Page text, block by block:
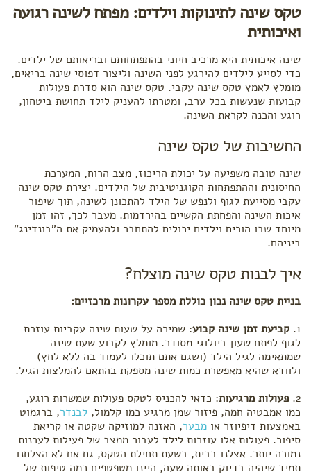
טקס שינה לתינוקות וילדים: מפתח לשינה רגועה
ואיכותית
שינה איכותית היא מרכיב חיוני בהתפתחותם ובריאותם של ילדים.
כדי לסייע לילדים להירגע לפני השינה וליצור דפוסי שינה בריאים,
מומלץ לאמץ טקס שינה עקבי. טקס שינה הוא סדרת פעולות
קבועות שנעשות בכל ערב, ומטרתו להעניק לילד תחושת ביטחון,
רוגע והכנה לקראת השינה.
החשיבות של טקס שינה
שינה טובה משפיעה על יכולת הריכוז, מצב הרוח, המערכת
החיסונית וההתפתחות הקוגניטיבית של הילדים. יצירת טקס שינה
עקבי מסייעת לגוף ולנפש של הילד להתכונן לשינה, תוך שיפור
איכות השינה והפחתת הקשיים בהירדמות. מעבר לכך, זהו זמן
מיוחד שבו הורים וילדים יכולים להתחבר ולהעמיק את ה"בונדינג"
ביניהם.
איך לבנות טקס שינה מוצלח?
בניית טקס שינה נכון כוללת מספר עקרונות מרכזיים:
1. קביעת זמן שינה קבוע: שמירה על שעות שינה עקביות עוזרת
לגוף לפתח שעון ביולוגי מסודר. מומלץ לקבוע שעת שינה
שמתאימה לגיל הילד (ושגם אתם תוכלו לעמוד בה ללא לחץ)
ולוודא שהיא מאפשרת כמות שינה מספקת בהתאם להמלצות הגיל.
2. פעולות מרגיעות: כדאי להכניס לטקס פעולות שמשרות רוגע,
כמו אמבטיה חמה, פיזור שמן מרגיע כמו קלמול, לבנדר, ברגמוט
באמצעות דיפיוזר או מבער, האזנה למוזיקה שקטה או קריאת
סיפור. פעולות אלו עוזרות לילד לעבור ממצב של פעילות לערנות
נמוכה יותר. אצלנו בבית, בשעת תחילת הטקס, גם אם לא הצלחנו
תמיד שיהיה בדיוק באותה שעה, היינו מטפטפים כמה טיפות של